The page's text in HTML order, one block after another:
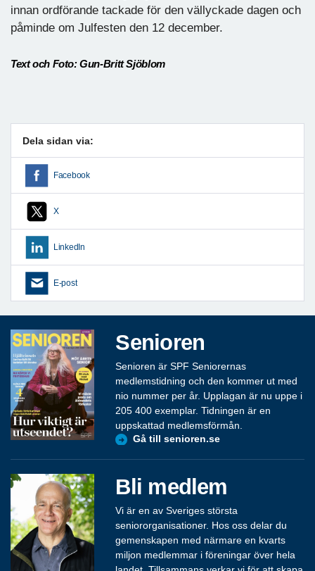
innan ordförande tackade för den vällyckade dagen och
påminde om Julfesten den 12 december.
Text och Foto: Gun-Britt Sjöblom
Dela sidan via:
Facebook
X
LinkedIn
E-post
Senioren
Senioren är SPF Seniorernas
medlemstidning och den kommer ut med
nio nummer per år. Upplagan är nu uppe i
205 400 exemplar. Tidningen är en
uppskattad medlemsförmån.
Gå till senioren.se
Bli medlem
Vi är en av Sveriges största
seniororganisationer. Hos oss delar du
gemenskapen med närmare en kvarts
miljon medlemmar i föreningar över hela